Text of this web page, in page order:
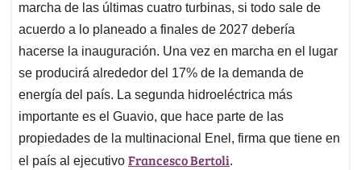
marcha de las últimas cuatro turbinas, si todo sale de
acuerdo a lo planeado a finales de 2027 debería
hacerse la inauguración. Una vez en marcha en el lugar
se producirá alrededor del 17% de la demanda de
energía del país. La segunda hidroeléctrica más
importante es el Guavio, que hace parte de las
propiedades de la multinacional Enel, firma que tiene en
el país al ejecutivo Francesco Bertoli.